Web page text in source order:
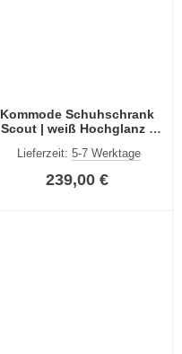
Kommode Schuhschrank
Scout | weiß Hochglanz /
Lieferzeit:5-7 Werktage
239,00 €